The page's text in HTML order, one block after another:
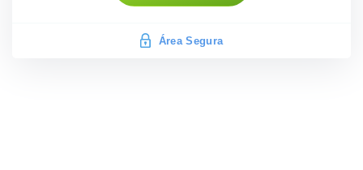
Área Segura